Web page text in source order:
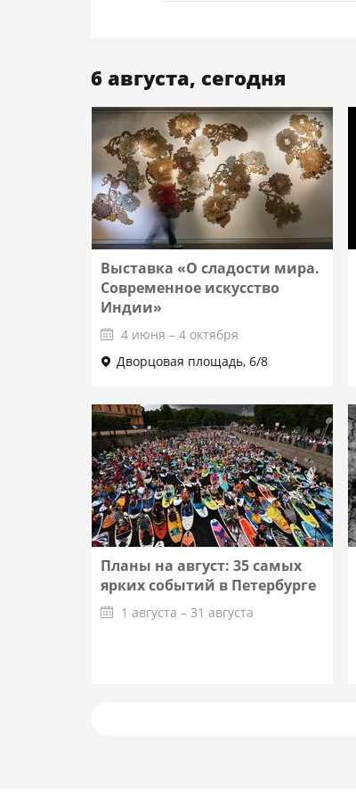
6 августа, сегодня
Выставка «О сладости мира.
Современное искусство
Индии»
4 июня – 4 октября
Дворцовая площадь, 6/8
Подробнее
Планы на август: 35 самых
ярких событий в Петербурге
1 августа – 31 августа